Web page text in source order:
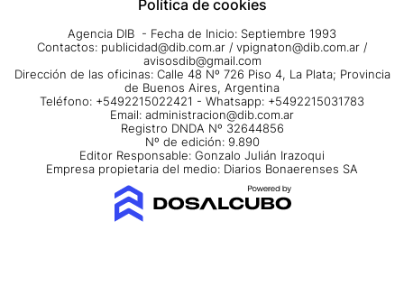
Política de cookies
Agencia DIB - Fecha de Inicio: Septiembre 1993
Contactos: publicidad@dib.com.ar / vpignaton@dib.com.ar /
avisosdib@gmail.com
Dirección de las oficinas: Calle 48 Nº 726 Piso 4, La Plata; Provincia
de Buenos Aires, Argentina
Teléfono: +5492215022421 - Whatsapp: +5492215031783
Email: administracion@dib.com.ar
Registro DNDA Nº 32644856
Nº de edición: 9.890
Editor Responsable: Gonzalo Julián Irazoqui
Empresa propietaria del medio: Diarios Bonaerenses SA